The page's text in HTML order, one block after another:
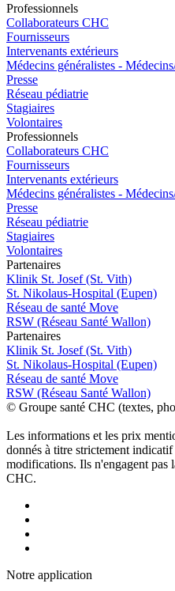
Professionnels
Collaborateurs CHC
Fournisseurs
Intervenants extérieurs
Médecins généralistes -
Presse
Réseau pédiatrie
Stagiaires
Volontaires
Professionnels
Collaborateurs CHC
Fournisseurs
Intervenants extérieurs
Médecins généralistes -
Presse
Réseau pédiatrie
Stagiaires
Volontaires
Partenaires
Klinik St. Josef (St. Vith)
St. Nikolaus-Hospital (Eupen)
Réseau de santé Move
RSW (Réseau Santé Wallon)
Partenaires
Klinik St. Josef (St. Vith)
St. Nikolaus-Hospital (Eupen)
Réseau de santé Move
RSW (Réseau Santé Wallon)
© Groupe santé CHC (textes,
Les informations et les prix
donnés à titre strictement
modifications. Ils n'engagent pas
CHC.
Notre application